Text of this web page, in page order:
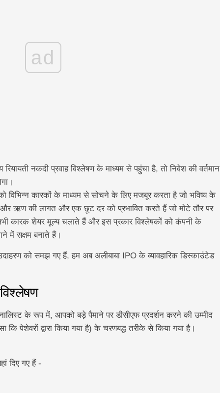
ad
नकदी प्रवाह विश्लेषण के माध्यम से पहुंचा है, तो निवेश की वर्तमान
विभिन्न कारकों के माध्यम से सोचने के लिए मजबूर करता है जो भविष्य के
और ऋण की लागत और एक छूट दर को प्रभावित करते हैं जो मोटे तौर पर
कारक शेयर मूल्य चलाते हैं और इस प्रकार विश्लेषकों को कंपनी के
में सक्षम बनाते हैं।
को समझ गए हैं, हम अब अलीबाबा IPO के व्यावहारिक डिस्काउंटेड
के रूप में, आपको बड़े पैमाने पर डीसीएफ प्रदर्शन करने की उम्मीद
पेशेवरों द्वारा किया गया है) के चरणबद्ध तरीके से किया गया है।
दिए गए हैं -